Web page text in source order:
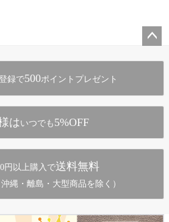
録で500ポイントプレゼント
は いつでも 5%OFF
円以上購入で送料無料
沖縄・離島・大型商品を除く）